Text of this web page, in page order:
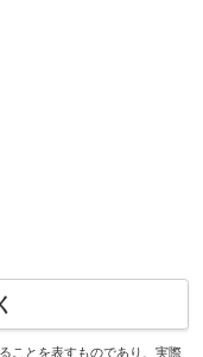
ことを表すものであり、実際